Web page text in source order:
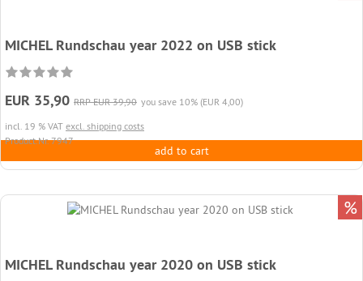
MICHEL Rundschau year 2022 on USB stick
EUR 35,90 RRP EUR 39,90 you save 10% (EUR 4,00)
incl. 19 % VAT excl. shipping costs
Product.Nr. 7947
add to cart
MICHEL Rundschau year 2020 on USB stick
%